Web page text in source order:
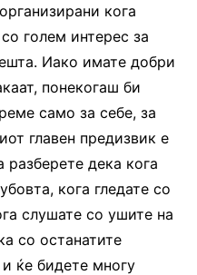
кога
голем интерес за
Иако имате добри
понекогаш би
само за себе, за
главен предизвик е
дека кога
кога гледате со
слушате со ушите на
со останатите
ќе бидете многу